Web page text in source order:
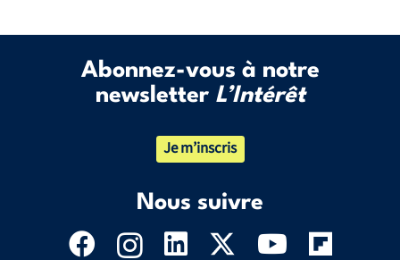
Abonnez-vous à notre
newsletter L’Intérêt
Je m’inscris
Nous suivre